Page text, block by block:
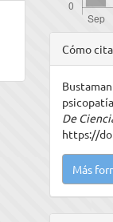
del
Cómo
De
https://
Más